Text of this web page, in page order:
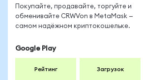
Покупайте, продавайте, торгуйте и
обменивайте CRWVon в MetaMask —
самом надёжном криптокошельке.
Google Play
Рейтинг Загрузок